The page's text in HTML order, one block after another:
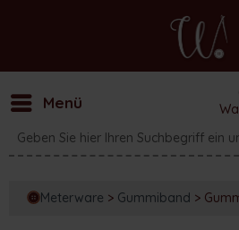
Menü
Meterware > Gummiband >